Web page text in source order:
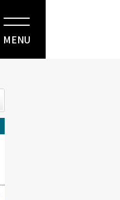
MENU